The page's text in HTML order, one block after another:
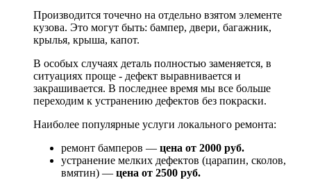
Производится точечно на отдельно взятом элементе
кузова. Это могут быть: бампер, двери, багажник,
крылья, крыша, капот.
В особых случаях деталь полностью заменяется, в
ситуациях проще - дефект выравнивается и
закрашивается. В последнее время мы все больше
переходим к устранению дефектов без покраски.
Наиболее популярные услуги локального ремонта:
ремонт бамперов — цена от 2000 руб.
устранение мелких дефектов (царапин, сколов,
вмятин) — цена от 2500 руб.